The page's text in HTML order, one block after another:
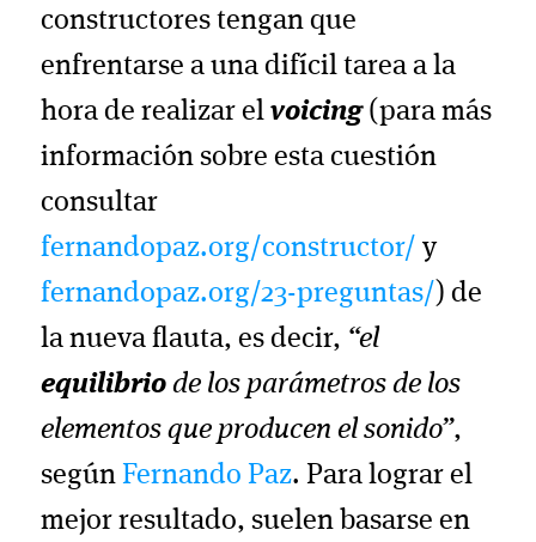
constructores tengan que
enfrentarse a una difícil tarea a la
hora de realizar elvoicing(para más
información sobre esta cuestión
consultar
fernandopaz.org/constructor/ y
fernandopaz.org/23-preguntas/ ) de
la nueva flauta, es decir, “el
equilibrio de los parámetros de los
elementos que producen el sonido”,
segúnFernando Paz. Para lograr el
mejor resultado, suelen basarse en